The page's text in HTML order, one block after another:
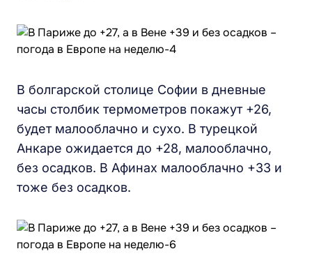
В болгарской столице Софии в дневные
часы столбик термометров покажут +26,
будет малооблачно и сухо. В турецкой
Анкаре ожидается до +28, малооблачно,
без осадков. В Афинах малооблачно +33 и
тоже без осадков.